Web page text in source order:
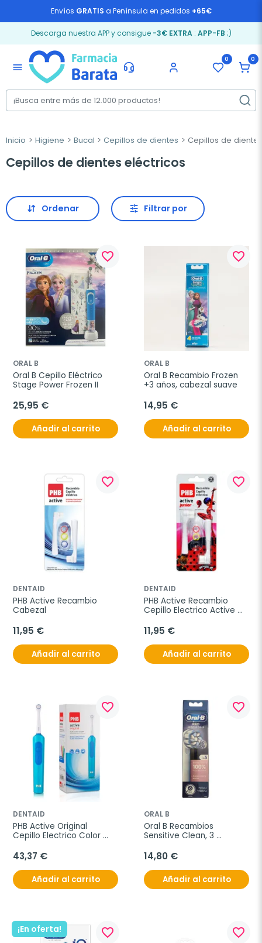
Envíos GRATIS a Península en pedidos +65€
Descarga nuestra APP y consigue -3€ EXTRA: APP-FB ;)
menu
0 0
Inicio Higiene Bucal Cepillos de dientes Cepillos de
Cepillos de dientes eléctricos
Ordenar Filtrar por
favorite_border
ORAL B
Oral B Cepillo Eléctrico
Stage Power Frozen II
25,95 €
Añadir al carrito
favorite_border
ORAL B
Oral B Recambio Frozen
+3 años, cabezal suave
14,95 €
Añadir al carrito
favorite_border
DENTAID
PHB Active Recambio
Cabezal
11,95 €
Añadir al carrito
favorite_border
DENTAID
PHB Active Recambio
Cepillo Electrico Active
11,95 €
Añadir al carrito
favorite_border
DENTAID
PHB Active Original
Cepillo Electrico Color
43,37 €
Añadir al carrito
favorite_border
ORAL B
Oral B Recambios
Sensitive Clean, 3
14,80 €
Añadir al carrito
¡En oferta! favorite_border favorite_border